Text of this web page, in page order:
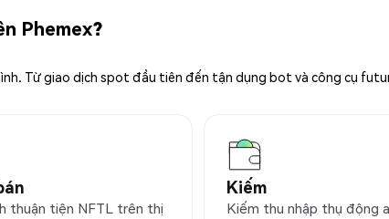
Phemex?
Từ giao dịch spot đầu tiên đến tận dụng bot và công cụ
thuận tiện NFTL trên thị
Kiếm
Kiếm thu nhập thụ động